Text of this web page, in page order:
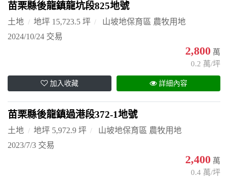
苗栗縣後龍鎮龍坑段825地號
土地 地坪 15,723.5 坪
山坡地保育區 農牧用地
2024/10/24 交易
2,800 萬
0.2 萬/坪
加入收藏 詳細內容
苗栗縣後龍鎮過港段372-1地號
土地 地坪 5,972.9 坪
山坡地保育區 農牧用地
2023/7/3 交易
2,400 萬
0.4 萬/坪